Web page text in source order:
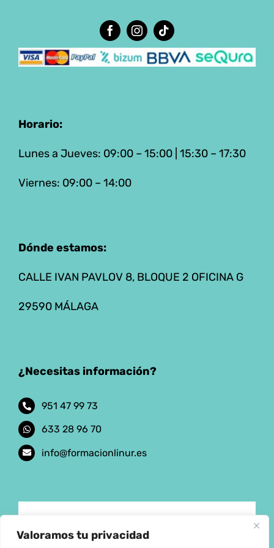
Valoramos tu privacidad
Horario:
Lunes a Jueves: 09:00 – 15:00 | 15:30 – 17:30
Viernes: 09:00 – 14:00
Dónde estamos:
CALLE IVAN PAVLOV 8, BLOQUE 2 OFICINA G
29590 MÁLAGA
¿Necesitas información?
951 47 99 73
633 28 96 70
info@formacionlinur.es